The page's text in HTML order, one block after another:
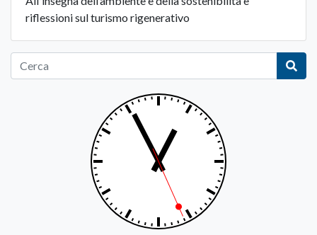
riflessioni sul turismo rigenerativo